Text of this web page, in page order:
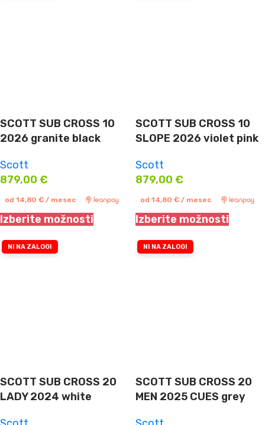
SCOTT SUB CROSS 10
2026 granite black
Scott
879,00 €
od 14,80 € / mesec
Izberite možnosti
SCOTT SUB CROSS 10
SLOPE 2026 violet pink
Scott
879,00 €
od 14,80 € / mesec
Izberite možnosti
NI NA ZALOGI
SCOTT SUB CROSS 20
LADY 2024 white
NI NA ZALOGI
SCOTT SUB CROSS 20
MEN 2025 CUES grey